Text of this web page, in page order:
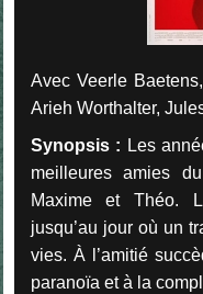
Avec Veerle
Arieh Worthalter,
Synopsis : Les
meilleures amies
Maxime et Théo.
jusqu’au jour où un
vies. À l’amitié
paranoïa et à la